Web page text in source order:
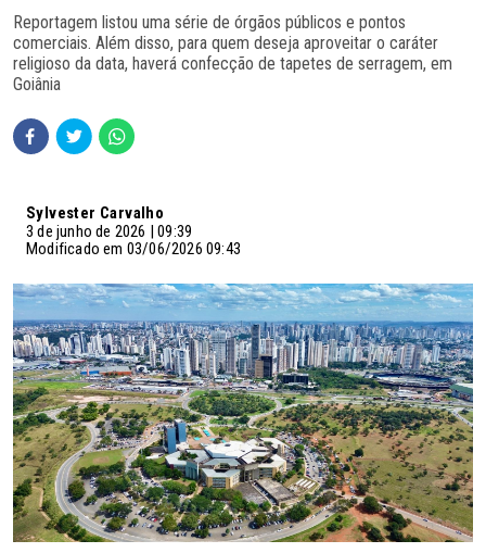
Reportagem listou uma série de órgãos públicos e pontos
comerciais. Além disso, para quem deseja aproveitar o caráter
religioso da data, haverá confecção de tapetes de serragem, em
Goiânia
Sylvester Carvalho
3 de junho de 2026 | 09:39
Modificado em 03/06/2026 09:43